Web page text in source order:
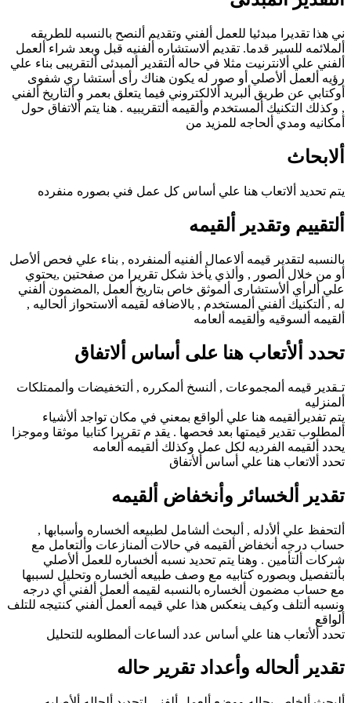
ني هذا تقديرا مبدئيا للعمل ألفني وتقديم ألنصح بالنسبه للطريقه
ألملائمه للسير قدما. تقديم ألاستشاره ألفنيه قبل وبعد شراء ألعمل
ألفني علي ألانترنيت مثلا في حاله ألتقدير ألمبدئى ألتقريبى بناء علي
رؤيه ألعمل ألأصلي أو صور له يكون هناك رأى أستشا ري شفوى
أوكتابي عن طريق ألبريد ألالكتروني فيما يتعلق بعمر و ألتاريخ ألفني
, وكذلك التكنيك ألمستخدم وألقيمه ألتقريبيه . هنا يتم ألاتفاق حول
أمكانيه ومدي ألحاجه للمزيد من
ألابحاث
يتم تحديد ألاتعاب هنا علي أساس كل عمل فني بصوره منفرده
ألتقييم وتقدير ألقيمه
بالنسبه لتقدير قيمه ألاعمال ألفنيه ألمنفرده , بناء علي فحص ألأصل
أو من خلال ألصور , وألذي يأخذ شكل تقريرا من صفحتين ,يحتوي
علي ألرأي ألأستشارى ألموثق خاص بتاريخ ألعمل ,المضمون ألفني
له , ألتكنيك ألفني ألمستخدم , بالاضافه لقيمه ألاستحواز ألحاليه ,
ألقيمه ألسوقيه وألقيمه ألعامه
تحدد ألأتعاب هنا على أساس ألاتفاق
تـقدير قيمه ألمجموعات , ألنسخ ألمكرره , ألتخفيضات وألممتلكات
ألمنزليه
يتم تفديرألقيمه هنا علي ألواقع بمعني في مكان تواجد ألأشياء
ألمطلوب تقدير قيمتها بعد فحصها . يقد م تقريرا كتابيا موثقا وموجزا
يحدد ألقيمه الفرديه لكل عمل وكذلك ألقيمه ألعامه
تحدد ألاتعاب هنا علي أساس ألأتفاق
تقدير ألخسائر وأنخفاض ألقيمه
ألتحفظ علي ألأدله , ألبحث ألشامل لطبيعه ألخساره وأسبابها ,
حساب درجه أنخفاض ألقيمه في حالات ألمنازعات وألتعامل مع
شركات ألتأمين . وهنا يتم تحديد نسبه ألخساره للعمل ألأصلي
بألتفصيل وبصوره كتابيه مع وصف طبيعه ألخساره وتحليل لسببها
مع حساب مضمون ألخساره بالنسبه لقيمه ألعمل ألفني أي درجه
ونسبه ألتلف وكيف ينعكس هذا علي قيمه ألعمل ألفني كنتيجه للتلف
ألواقع
تحدد ألأتعاب هنا علي أساس عدد ألساعات ألمطلوبه للتحليل
تقدير ألحاله وأعداد تقرير حاله